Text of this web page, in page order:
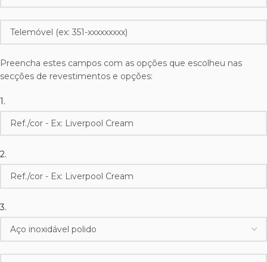
Preencha estes campos com as opções que escolheu nas
secções de revestimentos e opções:
1.
2.
3.